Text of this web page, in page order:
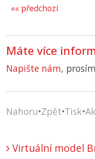
«« předchozí
Máte více
Napište nám,
Nahoru•Zpět•Tisk•
Virtuální model